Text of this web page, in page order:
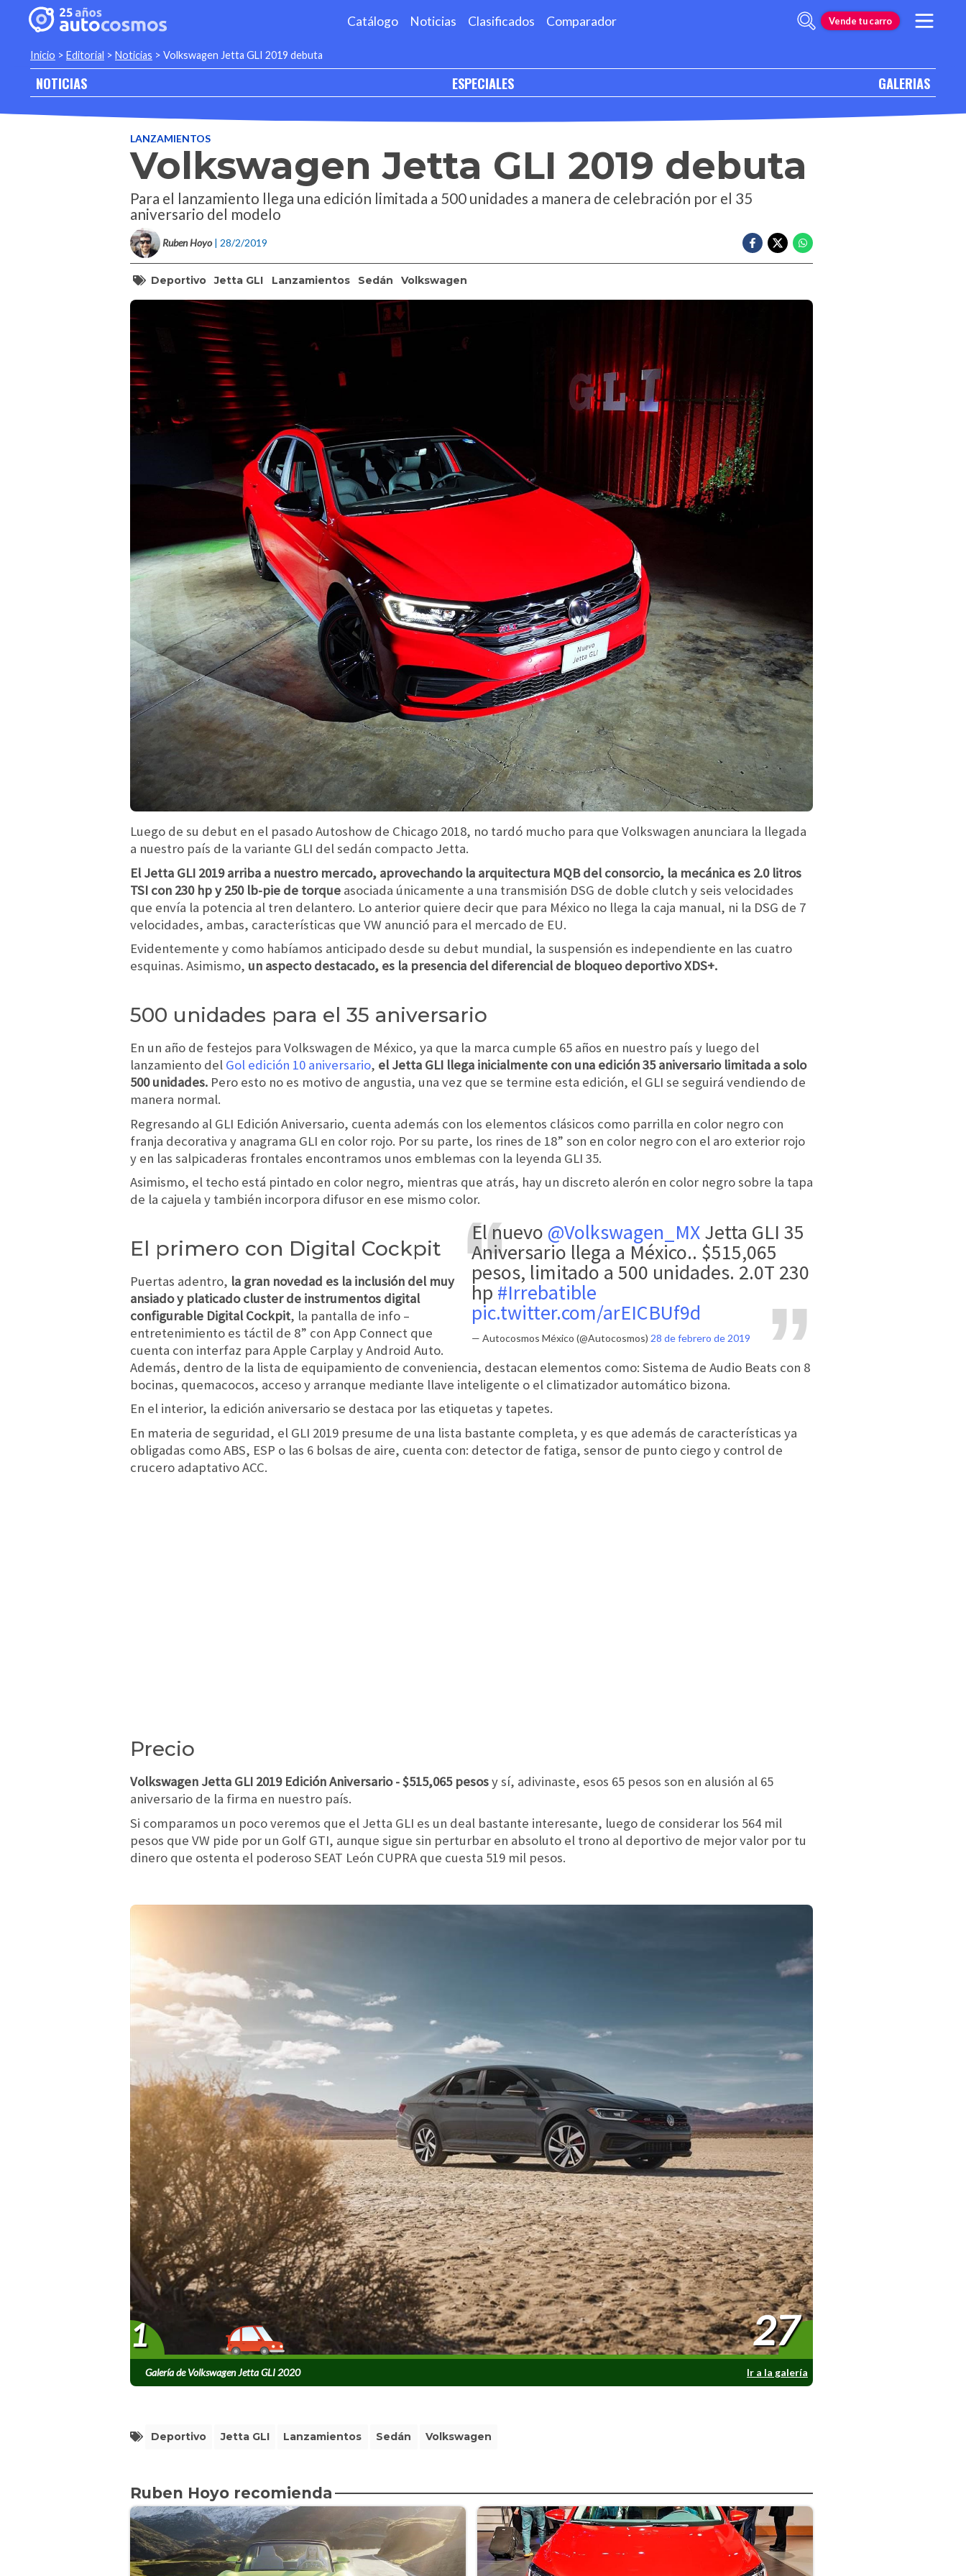
Catálogo Noticias Clasificados Comparador Vende tu carro
Inicio > Editorial > Noticias > Volkswagen Jetta GLI 2019 debuta
NOTICIAS ESPECIALES GALERIAS
LANZAMIENTOS
Volkswagen Jetta GLI 2019 debuta
Para el lanzamiento llega una edición limitada a 500 unidades a manera de celebración por el 35
aniversario del modelo
Ruben Hoyo | 28/2/2019
Deportivo Jetta GLI Lanzamientos Sedán Volkswagen
Luego de su debut en el pasado Autoshow de Chicago 2018, no tardó mucho para que Volkswagen anunciara la llegada
a nuestro país de la variante GLI del sedán compacto Jetta.
El Jetta GLI 2019 arriba a nuestro mercado, aprovechando la arquitectura MQB del consorcio, la mecánica es 2.0 litros
TSI con 230 hp y 250 lb-pie de torque asociada únicamente a una transmisión DSG de doble clutch y seis velocidades
que envía la potencia al tren delantero. Lo anterior quiere decir que para México no llega la caja manual, ni la DSG de 7
velocidades, ambas, características que VW anunció para el mercado de EU.
Evidentemente y como habíamos anticipado desde su debut mundial, la suspensión es independiente en las cuatro
esquinas. Asimismo, un aspecto destacado, es la presencia del diferencial de bloqueo deportivo XDS+.
500 unidades para el 35 aniversario
En un año de festejos para Volkswagen de México, ya que la marca cumple 65 años en nuestro país y luego del
lanzamiento del Gol edición 10 aniversario, el Jetta GLI llega inicialmente con una edición 35 aniversario limitada a solo
500 unidades. Pero esto no es motivo de angustia, una vez que se termine esta edición, el GLI se seguirá vendiendo de
manera normal.
Regresando al GLI Edición Aniversario, cuenta además con los elementos clásicos como parrilla en color negro con
franja decorativa y anagrama GLI en color rojo. Por su parte, los rines de 18” son en color negro con el aro exterior rojo
y en las salpicaderas frontales encontramos unos emblemas con la leyenda GLI 35.
Asimismo, el techo está pintado en color negro, mientras que atrás, hay un discreto alerón en color negro sobre la tapa
de la cajuela y también incorpora difusor en ese mismo color.
El nuevo @Volkswagen_MXJetta GLI 35
Aniversario llega a México.. $515,065
pesos, limitado a 500 unidades. 2.0T 230
hp #Irrebatible
pic.twitter.com/arEICBUf9d
— Autocosmos México (@Autocosmos) 28 de febrero de 2019
El primero con Digital Cockpit
Puertas adentro, la gran novedad es la inclusión del muy
ansiado y platicado cluster de instrumentos digital
configurable Digital Cockpit, la pantalla de info –
entretenimiento es táctil de 8” con App Connect que
cuenta con interfaz para Apple Carplay y Android Auto.
Además, dentro de la lista de equipamiento de conveniencia, destacan elementos como: Sistema de Audio Beats con 8
bocinas, quemacocos, acceso y arranque mediante llave inteligente o el climatizador automático bizona.
En el interior, la edición aniversario se destaca por las etiquetas y tapetes.
En materia de seguridad, el GLI 2019 presume de una lista bastante completa, y es que además de características ya
obligadas como ABS, ESP o las 6 bolsas de aire, cuenta con: detector de fatiga, sensor de punto ciego y control de
crucero adaptativo ACC.
Precio
Volkswagen Jetta GLI 2019 Edición Aniversario - $515,065 pesosy sí, adivinaste, esos 65 pesos son en alusión al 65
aniversario de la firma en nuestro país.
Si comparamos un poco veremos que el Jetta GLI es un deal bastante interesante, luego de considerar los 564 mil
pesos que VW pide por un Golf GTI, aunque sigue sin perturbar en absoluto el trono al deportivo de mejor valor por tu
dinero que ostenta el poderoso SEAT León CUPRA que cuesta 519 mil pesos.
Galería de Volkswagen Jetta GLI 2020 Ir a la galería
1 27
Deportivo Jetta GLI Lanzamientos Sedán Volkswagen
Ruben Hoyo recomienda